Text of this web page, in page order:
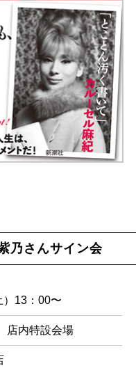
乃さんサイン会
）13：00〜
店内特設会場